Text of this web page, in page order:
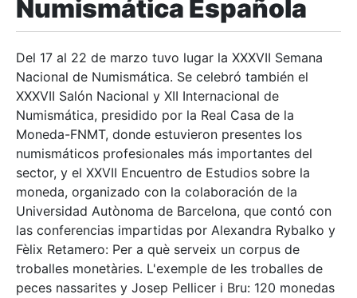
Numismática Española
Del 17 al 22 de marzo tuvo lugar la XXXVII Semana
Nacional de Numismática. Se celebró también el
XXXVII Salón Nacional y XII Internacional de
Numismática, presidido por la Real Casa de la
Moneda-FNMT, donde estuvieron presentes los
numismáticos profesionales más importantes del
sector, y el XXVII Encuentro de Estudios sobre la
moneda, organizado con la colaboración de la
Universidad Autònoma de Barcelona, que contó con
las conferencias impartidas por Alexandra Rybalko y
Fèlix Retamero: Per a què serveix un corpus de
troballes monetàries. L'exemple de les troballes de
peces nassarites y Josep Pellicer i Bru: 120 monedas